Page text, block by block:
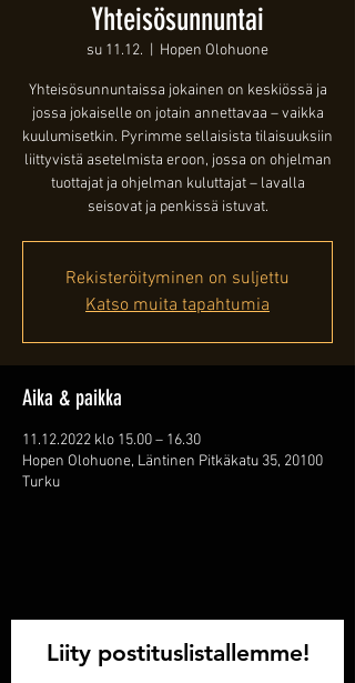
Yhteisösunnuntai
su 11.12. Hopen Olohuone
Yhteisösunnuntaissa jokainen on keskiössä ja
jossa jokaiselle on jotain annettavaa – vaikka
kuulumisetkin. Pyrimme sellaisista tilaisuuksiin
liittyvistä asetelmista eroon, jossa on ohjelman
tuottajat ja ohjelman kuluttajat – lavalla
seisovat ja penkissä istuvat.
Rekisteröityminen on suljettu
Katso muita tapahtumia
Aika & paikka
11.12.2022 klo 15.00 – 16.30
Hopen Olohuone, Läntinen Pitkäkatu 35, 20100
Turku
Liity postituslistallemme!